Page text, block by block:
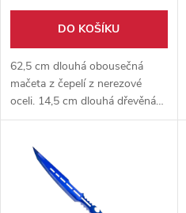
DO KOŠÍKU
62,5 cm dlouhá obousečná
mačeta z čepelí z nerezové
oceli. 14,5 cm dlouhá dřevěná
rukojeť. Dodáváno s nylonovým
na rameno.